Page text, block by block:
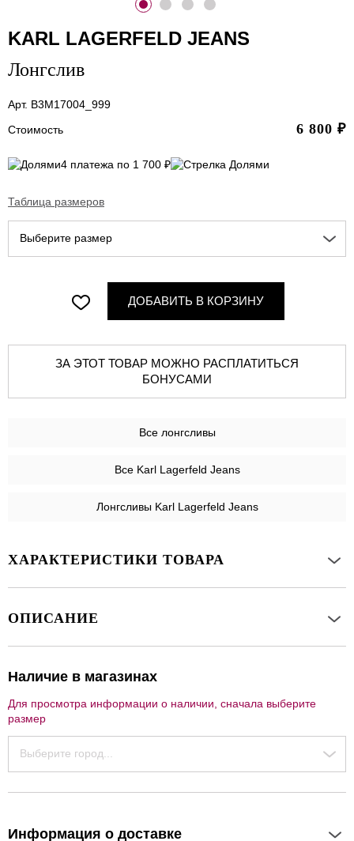
KARL LAGERFELD JEANS
Лонгслив
Арт. B3M17004_999
Стоимость
6 800 ₽
4 платежа по 1 700 ₽
Таблица размеров
Выберите размер
ДОБАВИТЬ В КОРЗИНУ
ЗА ЭТОТ ТОВАР МОЖНО РАСПЛАТИТЬСЯ
БОНУСАМИ
Все лонгсливы
Все Karl Lagerfeld Jeans
Лонгсливы Karl Lagerfeld Jeans
ХАРАКТЕРИСТИКИ ТОВАРА
ОПИСАНИЕ
Наличие в магазинах
Для просмотра информации о наличии, сначала выберите
размер
Выберите город...
Информация о доставке